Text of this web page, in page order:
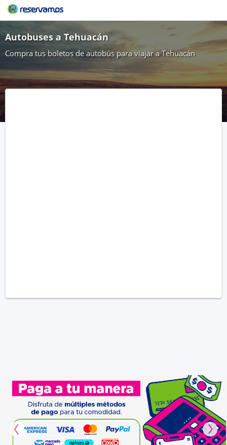
Autobuses a Tehuacán
Compra tus boletos de autobús para viajar a Tehuacán